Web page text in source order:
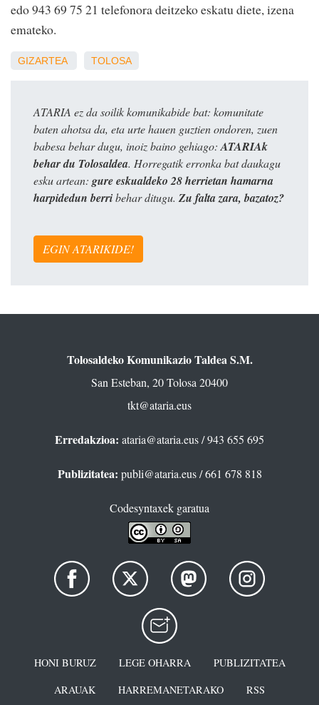
edo 943 69 75 21 telefonora deitzeko eskatu diete, izena
emateko.
GIZARTEA TOLOSA
ATARIA ez da soilik komunikabide bat: komunitate
baten ahotsa da, eta urte hauen guztien ondoren, zuen
babesa behar dugu, inoiz baino gehiago: ATARIAk
behar du Tolosaldea. Horregatik erronka bat daukagu
esku artean: gure eskualdeko 28 herrietan hamarna
harpidedun berribehar ditugu. Zu falta zara, bazatoz?
EGIN ATARIKIDE!
Tolosaldeko Komunikazio Taldea S.M.
San Esteban, 20 Tolosa 20400
tkt@ataria.eus
Erredakzioa: ataria@ataria.eus/ 943 655 695
Publizitatea: publi@ataria.eus/ 661 678 818
Codesyntaxek garatua
HONI BURUZ LEGE OHARRA
PUBLIZITATEA
ARAUAK
HARREMANETARAKO RSS